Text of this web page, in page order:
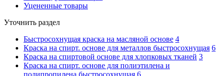
Уцененные товары
Уточнить раздел
Быстросохнущая краска на масляной основе 4
Краска на спирт. основе для металлов быстросохнущая 6
Краска на спиртовой основе для хлопковых тканей 3
Краска на спирт. основе для полиэтилена и
полипропилена быстросохнущая 6